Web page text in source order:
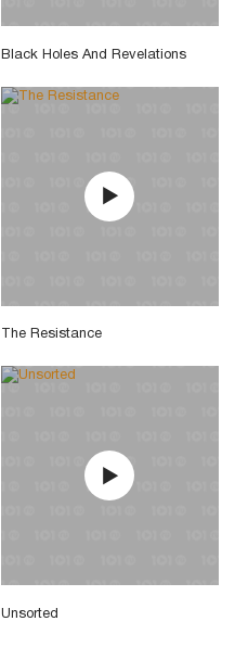
Black Holes And Revelations
The Resistance
Unsorted